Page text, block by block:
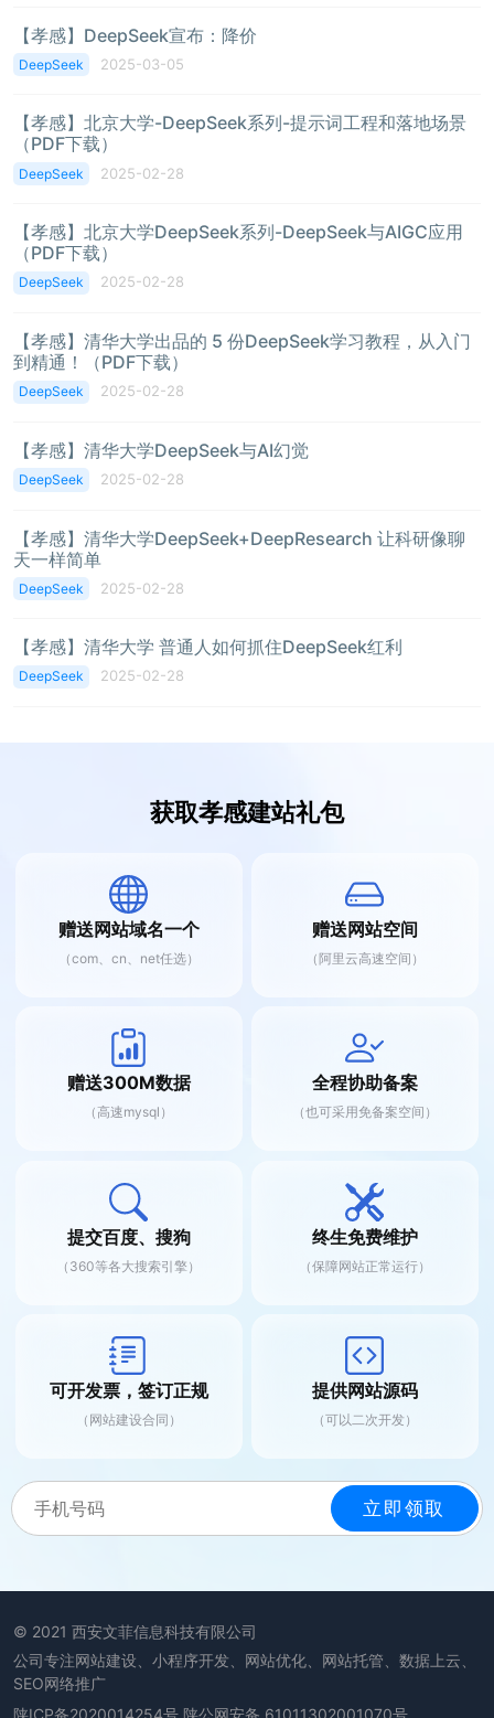
【孝感】DeepSeek宣布：降价
DeepSeek 2025-03-05
【孝感】北京大学-DeepSeek系列-提示词工程和落地场景
（PDF下载）
DeepSeek 2025-02-28
【孝感】北京大学DeepSeek系列-DeepSeek与AIGC应用
（PDF下载）
DeepSeek 2025-02-28
【孝感】清华大学出品的 5 份DeepSeek学习教程，从入门
到精通！（PDF下载）
DeepSeek 2025-02-28
【孝感】清华大学DeepSeek与AI幻觉
DeepSeek 2025-02-28
【孝感】清华大学DeepSeek+DeepResearch 让科研像聊
天一样简单
DeepSeek 2025-02-28
【孝感】清华大学 普通人如何抓住DeepSeek红利
DeepSeek 2025-02-28
获取孝感建站礼包
赠送网站域名一个
（com、cn、net任选）
赠送网站空间
（阿里云高速空间）
赠送300M数据
（高速mysql）
全程协助备案
（也可采用免备案空间）
提交百度、搜狗
（360等各大搜索引擎）
终生免费维护
（保障网站正常运行）
可开发票，签订正规
（网站建设合同）
提供网站源码
（可以二次开发）
© 2021 西安文菲信息科技有限公司
公司专注网站建设、小程序开发、网站优化、网站托管、数据上云、
SEO网络推广